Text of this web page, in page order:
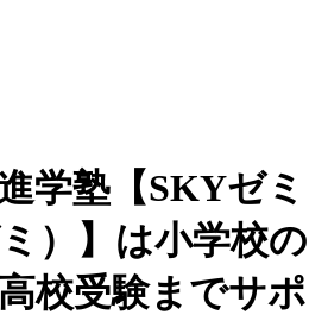
学塾【SKYゼミ
）】は小学校の
校受験までサポ